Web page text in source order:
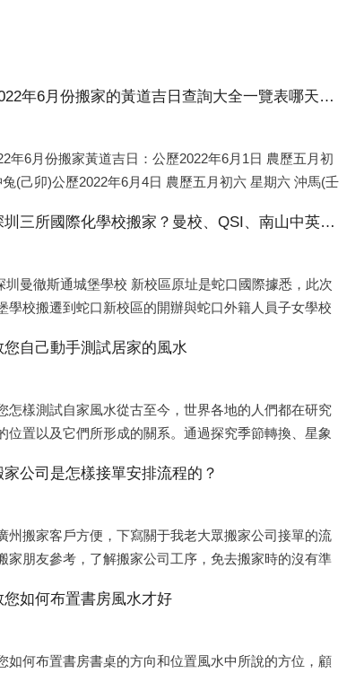
東區社區2022年6月份搬家的黃道吉日查詢大全一覽表哪天適合搬家好日子
年6月份搬家黃道吉日：公歷2022年6月1日 農歷五月初
(己卯)公歷2022年6月4日 農歷五月初六 星期六 沖馬(壬
東區社區深圳三所國際化學校搬家？曼校、QSI、南山中英文搬走了
圳曼徹斯通城堡學校 新校區原址是蛇口國際據悉，此次
學校搬遷到蛇口新校區的開辦與蛇口外籍人員子女學校
外籍自己動手測試居家的風水
怎樣測試自家風水從古至今，世界各地的人們都在研究
位置以及它們所形成的關系。通過探究季節轉換、星象
人，其一生中的財
公司是怎樣接單安排流程的？
州搬家客戶方便，下寫關于我老大眾搬家公司接單的流
家朋友參考，了解搬家公司工序，免去搬家時的沒有準
步了解客戶搬 家
您如何布置書房風水才好
如何布置書房書桌的方向和位置風水中所說的方位，顧